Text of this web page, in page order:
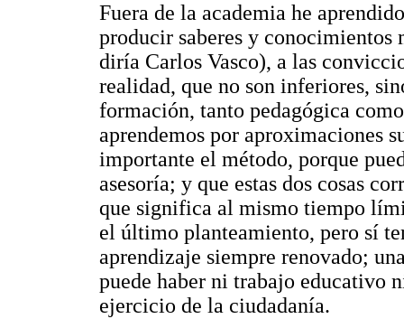
Fuera de la academia he
producir saberes y conocimientos
diría Carlos Vasco), a las
realidad, que no son inferiores,
formación, tanto pedagógica
aprendemos por aproximaciones
importante el método, porque
asesoría; y que estas dos cosas
que significa al mismo tiempo
el último planteamiento, pero sí
aprendizaje siempre renovado;
puede haber ni trabajo educativo
ejercicio de la ciudadanía.